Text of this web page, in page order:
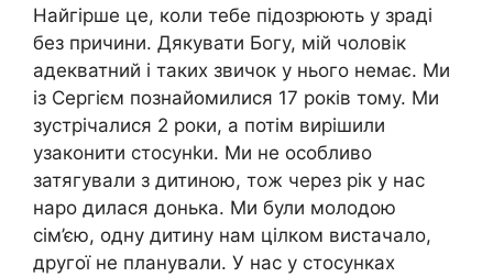
Найгірше це, коли тебе підозрюють у зраді
без причини. Дякувати Богу, мій чоловік
адекватний і таких звичок у нього немає. Ми
із Сергієм познайомилися 17 років тому. Ми
зустрічалися 2 роки, а потім вирішили
узаконити стосунkи. Ми не особливо
затягували з дитиною, тож через рік у нас
наро дилася донька. Ми були молодою
сім’єю, одну дитину нам цілком вистачало,
другої не планували. У нас у стосунках